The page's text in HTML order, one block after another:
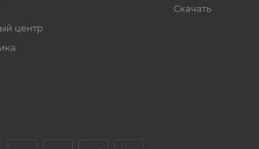
центр
Скачать